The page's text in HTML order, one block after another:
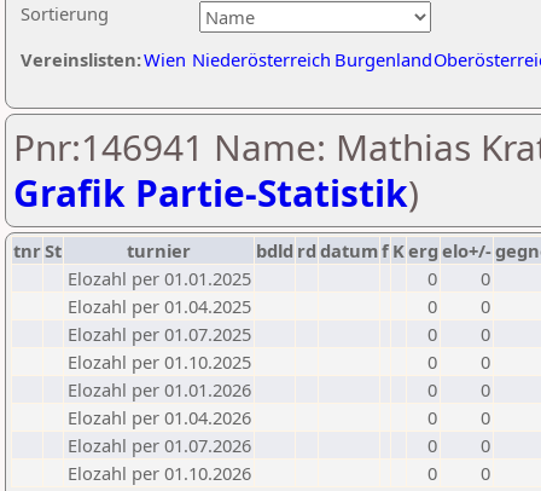
Sortierung
Vereinslisten:Wien Niederösterreich Burgenland
Pnr:146941 Name: Mathias
Grafik Partie-Statistik)
tnrSt turnier bdld rd datumf Kerg elo+/-
Elozahl per 01.01.2025
0
0
Elozahl per 01.04.2025
0
0
Elozahl per 01.07.2025
0
0
Elozahl per 01.10.2025
0
0
Elozahl per 01.01.2026
0
0
Elozahl per 01.04.2026
0
0
Elozahl per 01.07.2026
0
0
Elozahl per 01.10.2026
0 0